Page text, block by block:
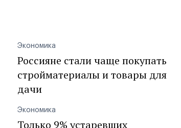
Экономика
Россияне стали чаще покупать
стройматериалы и товары для
дачи
Экономика
Только 9% устаревших